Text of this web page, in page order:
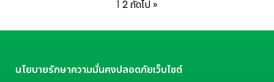
1 2ถัดไป »
นโยบายรักษาความมั่นคงปลอดภัยเว็บไซต์